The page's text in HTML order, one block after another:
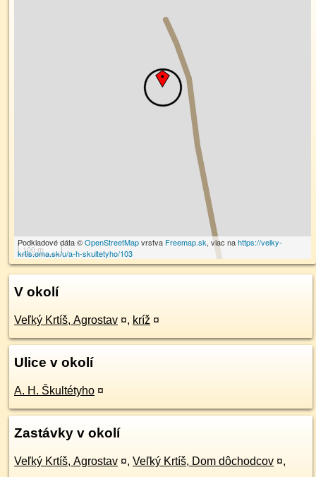
100 m
Podkladové dáta ©OpenStreetMapvrstva Freemap.sk, viac nahttps://velky-
krtis.oma.sk/u/a-h-skultetyho/103
V okolí
Veľký Krtíš, Agrostav ¤, kríž ¤
Ulice v okolí
A. H. Škultétyho ¤
Zastávky v okolí
Veľký Krtíš, Agrostav ¤, Veľký Krtíš, Dom dôchodcov ¤,